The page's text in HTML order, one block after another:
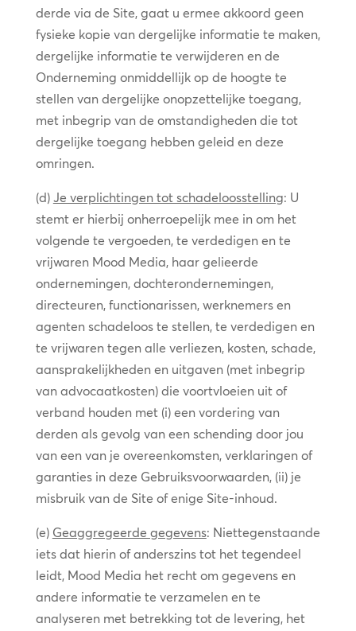
derde via de Site, gaat u ermee akkoord geen
fysieke kopie van dergelijke informatie te maken,
dergelijke informatie te verwijderen en de
Onderneming onmiddellijk op de hoogte te
stellen van dergelijke onopzettelijke toegang,
met inbegrip van de omstandigheden die tot
dergelijke toegang hebben geleid en deze
omringen.
(d) Je verplichtingen tot schadeloosstelling: U
stemt er hierbij onherroepelijk mee in om het
volgende te vergoeden, te verdedigen en te
vrijwaren Mood Media, haar gelieerde
ondernemingen, dochterondernemingen,
directeuren, functionarissen, werknemers en
agenten schadeloos te stellen, te verdedigen en
te vrijwaren tegen alle verliezen, kosten, schade,
aansprakelijkheden en uitgaven (met inbegrip
van advocaatkosten) die voortvloeien uit of
verband houden met (i) een vordering van
derden als gevolg van een schending door jou
van een van je overeenkomsten, verklaringen of
garanties in deze Gebruiksvoorwaarden, (ii) je
misbruik van de Site of enige Site-inhoud.
(e) Geaggregeerde gegevens: Niettegenstaande
iets dat hierin of anderszins tot het tegendeel
leidt, Mood Media het recht om gegevens en
andere informatie te verzamelen en te
analyseren met betrekking tot de levering, het